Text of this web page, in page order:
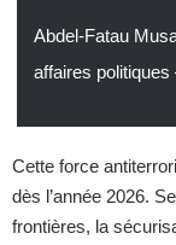
Abdel-Fatau
affaires politiques
Cette force
dès l’année 2026.
frontières, la